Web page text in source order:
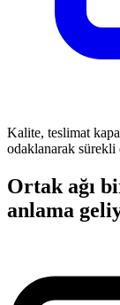
Kalite, teslimat
odaklanarak sürekli
Ortak ağı
anlama